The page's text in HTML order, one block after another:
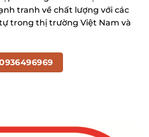
tranh về chất lượng với các
trong thị trường Việt Nam và